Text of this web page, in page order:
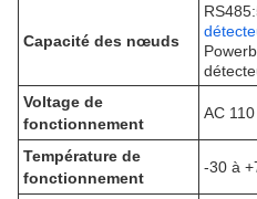
Capacité des nœuds
Voltage de
fonctionnement
AC
Température de
fonctionnement
-30 à